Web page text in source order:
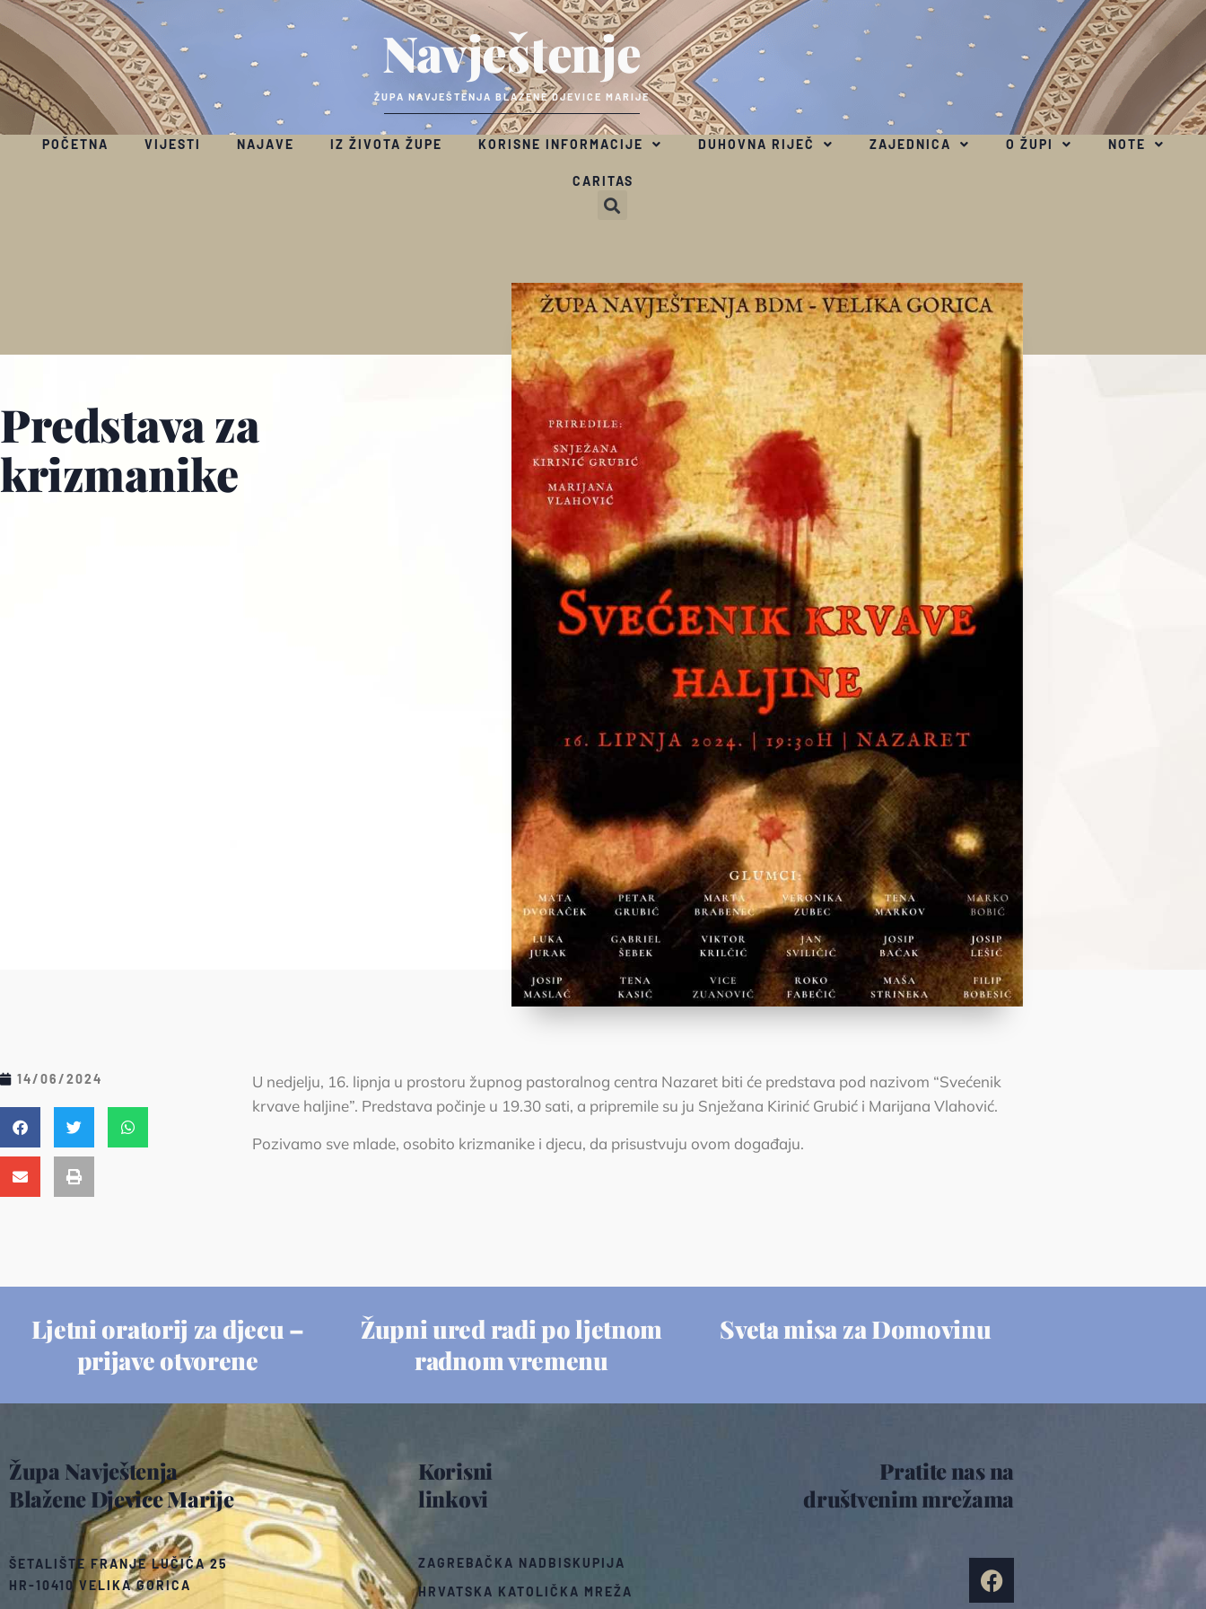
Navještenje
ŽUPA NAVJEŠTENJA BLAŽENE DJEVICE MARIJE
POČETNA VIJESTI NAJAVE IZ ŽIVOTA ŽUPE KORISNE INFORMACIJE DUHOVNA RIJEČ ZAJEDNICA O ŽUPI NOTE
CARITAS
Predstava za
krizmanike
14/06/2024
U nedjelju, 16. lipnja u prostoru župnog pastoralnog centra Nazaret biti će predstava pod nazivom “Svećenik
krvave haljine”. Predstava počinje u 19.30 sati, a pripremile su ju Snježana Kirinić Grubić i Marijana Vlahović.
Pozivamo sve mlade, osobito krizmanike i djecu, da prisustvuju ovom događaju.
Ljetni oratorij za djecu –
prijave otvorene
Župni ured radi po ljetnom
radnom vremenu
Sveta misa za Domovinu
Župa Navještenja
Blažene Djevice Marije
ŠETALIŠTE FRANJE LUČIĆA 25
HR-10410 VELIKA GORICA
Korisni
linkovi
ZAGREBAČKA NADBISKUPIJA
HRVATSKA KATOLIČKA MREŽA
Pratite nas na
društvenim mrežama